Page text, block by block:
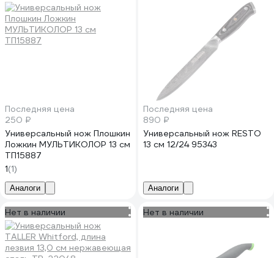
Последняя цена
250 ₽
Универсальный нож Плошкин
Ложкин МУЛЬТИКОЛОР 13 см
ТП15887
1(1)
Аналоги
Последняя цена
890 ₽
Универсальный нож RESTO
13 см 12/24 95343
Аналоги
Нет в наличии Нет в наличии